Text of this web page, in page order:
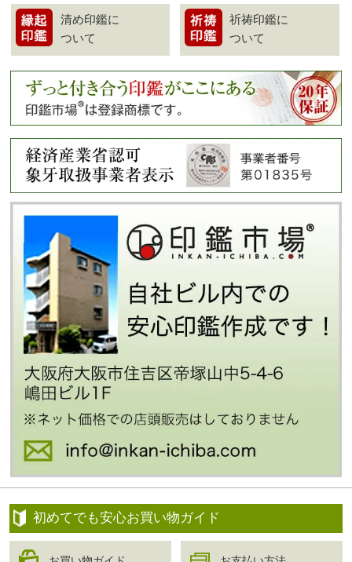
清め印鑑に
ついて
祈祷印鑑に
ついて
初めてでも安心お買い物ガイド